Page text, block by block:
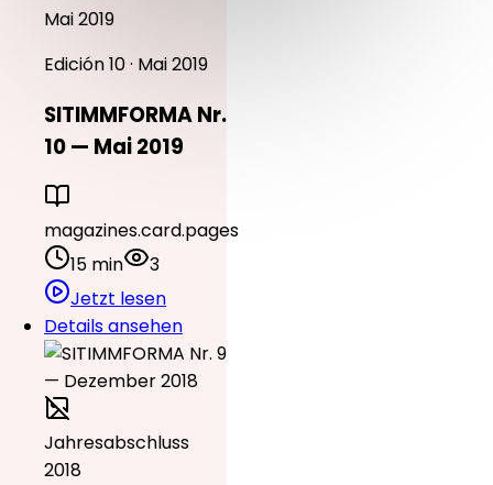
Mai 2019
Edición 10 · Mai 2019
SITIMMFORMA Nr.
10 — Mai 2019
magazines.card.pages
15 min
3
Jetzt lesen
Details ansehen
Jahresabschluss
2018